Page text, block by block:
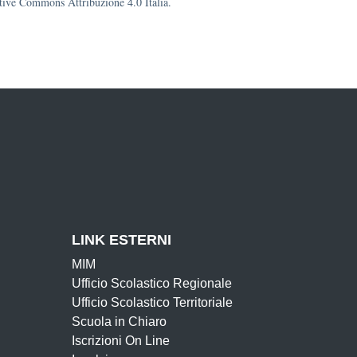
LINK ESTERNI
MIM
Ufficio Scolastico Regionale
Ufficio Scolastico Territoriale
Scuola in Chiaro
Iscrizioni On Line